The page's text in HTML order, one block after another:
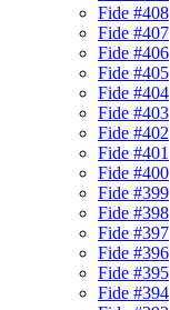
Fide #408
Fide #407
Fide #406
Fide #405
Fide #404
Fide #403
Fide #402
Fide #401
Fide #400
Fide #399
Fide #398
Fide #397
Fide #396
Fide #395
Fide #394